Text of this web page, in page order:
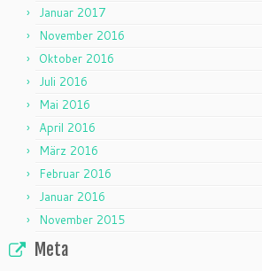
Januar 2017
November 2016
Oktober 2016
Juli 2016
Mai 2016
April 2016
März 2016
Februar 2016
Januar 2016
November 2015
Meta